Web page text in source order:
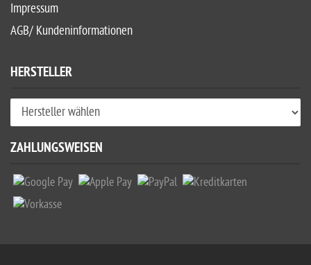
Impressum
AGB/ Kundeninformationen
HERSTELLER
ZAHLUNGSWEISEN